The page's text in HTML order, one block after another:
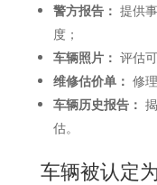
警方报告： 提供
度；
车辆照片： 评估
维修估价单： 修
车辆历史报告：
估。
车辆被认定